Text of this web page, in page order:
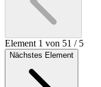
Element 1 von 51 / 5
Nächstes Element